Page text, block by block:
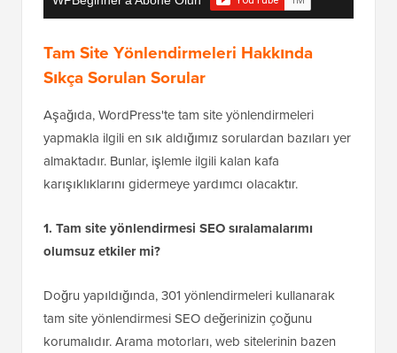
Tam Site Yönlendirmeleri Hakkında
Sıkça Sorulan Sorular
Aşağıda, WordPress'te tam site yönlendirmeleri
yapmakla ilgili en sık aldığımız sorulardan bazıları yer
almaktadır. Bunlar, işlemle ilgili kalan kafa
karışıklıklarını gidermeye yardımcı olacaktır.
1. Tam site yönlendirmesi SEO sıralamalarımı
olumsuz etkiler mi?
Doğru yapıldığında, 301 yönlendirmeleri kullanarak
tam site yönlendirmesi SEO değerinizin çoğunu
korumalıdır. Arama motorları, web sitelerinin bazen